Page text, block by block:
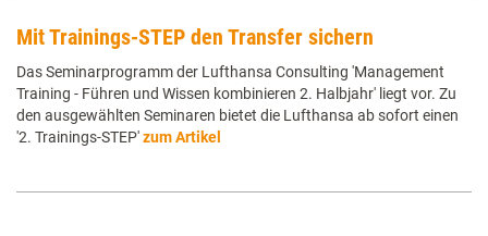
Mit Trainings-STEP den Transfer sichern
Das Seminarprogramm der Lufthansa Consulting 'Management
Training - Führen und Wissen kombinieren 2. Halbjahr' liegt vor. Zu
den ausgewählten Seminaren bietet die Lufthansa ab sofort einen
'2. Trainings-STEP'zum Artikel